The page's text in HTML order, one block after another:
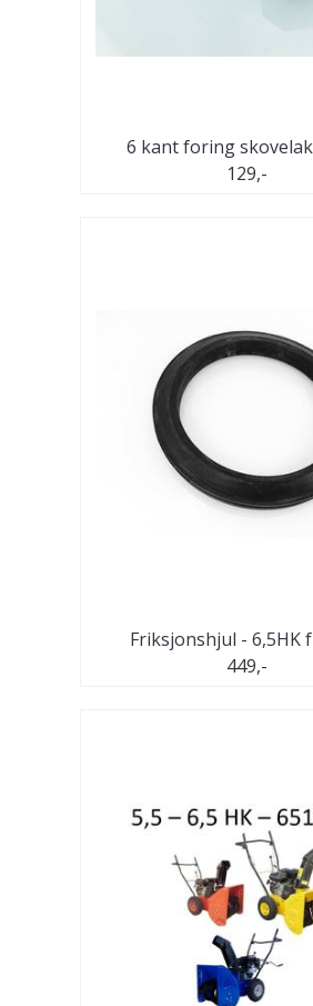
6 kant foring
129,-
Friksjonshjul - 6,5HK
449,-